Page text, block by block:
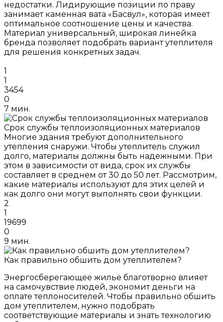
недостатки. Лидирующие позиции по праву
занимает каменная вата «Басвул», которая имеет
оптимальное соотношение цены и качества.
Материал универсальный, широкая линейка
бренда позволяет подобрать вариант утеплителя
для решения конкретных задач.
1
1
3454
0
7 мин.
Срок службы теплоизоляционных материалов
Многие здания требуют дополнительного
утепления снаружи. Чтобы утеплитель служил
долго, материалы должны быть надежными. При
этом в зависимости от вида, срок их службы
составляет в среднем от 30 до 50 лет. Рассмотрим,
какие материалы используют для этих целей и
как долго они могут выполнять свои функции.
2
1
19699
0
9 мин.
Как правильно обшить дом утеплителем?
Энергосберегающее жилье благотворно влияет
на самочувствие людей, экономит деньги на
оплате теплоносителей. Чтобы правильно обшить
дом утеплителем, нужно подобрать
соответствующие материалы и знать технологию